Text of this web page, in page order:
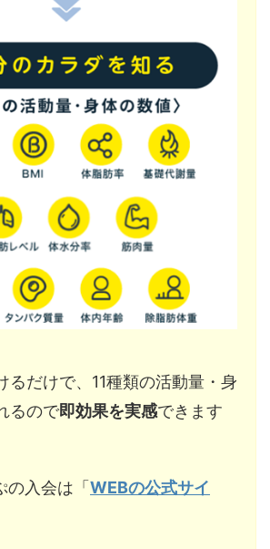
るだけで、11種類の活動量・身
るので即効果を実感できます
の入会は「WEBの公式サイ